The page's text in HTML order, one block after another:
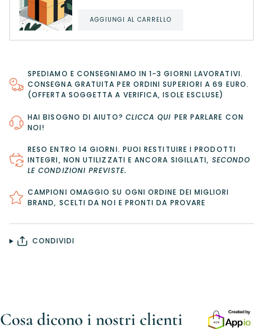
AGGIUNGI AL CARRELLO
SPEDIAMO E CONSEGNIAMO IN 1-3 GIORNI LAVORATIVI.
CONSEGNA GRATUITA PER ORDINI SUPERIORI A 69 EURO.
(OFFERTA SOGGETTA A VERIFICA, ISOLE ESCLUSE)
HAI BISOGNO DI AIUTO? CLICCA QUI PER PARLARE CON
NOI!
RESO ENTRO 14 GIORNI. PUOI RESTITUIRE I PRODOTTI
INTEGRI, NON UTILIZZATI E ANCORA SIGILLATI, SECONDO
LE CONDIZIONI PREVISTE.
CAMPIONI OMAGGIO SU OGNI ORDINE DEI MIGLIORI
BRAND, SCELTI DA NOI E PRONTI DA PROVARE
CONDIVIDI
Cosa dicono i nostri clienti